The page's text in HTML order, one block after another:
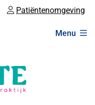
Patiëntenomgeving
Menu